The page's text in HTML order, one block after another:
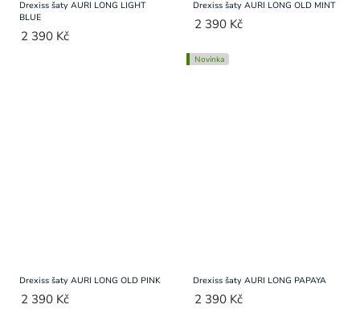
Drexiss šaty AURI LONG LIGHT
BLUE
2 390 Kč
Drexiss šaty AURI LONG OLD MINT
2 390 Kč
Drexiss šaty AURI LONG OLD PINK
2 390 Kč
Novinka
Drexiss šaty AURI LONG PAPAYA
2 390 Kč